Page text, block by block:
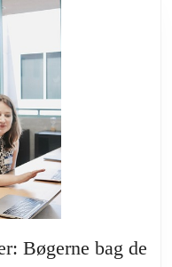
Bøgerne bag de